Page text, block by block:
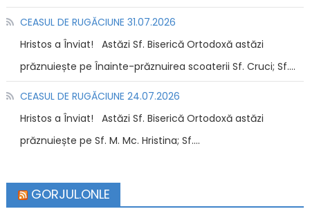
CEASUL DE RUGĂCIUNE 31.07.2026
Hristos a Înviat! Astăzi Sf. Biserică Ortodoxă astăzi
prăznuiește pe Înainte-prăznuirea scoaterii Sf. Cruci; Sf....
CEASUL DE RUGĂCIUNE 24.07.2026
Hristos a Înviat! Astăzi Sf. Biserică Ortodoxă astăzi
prăznuiește pe Sf. M. Mc. Hristina; Sf....
GORJUL.ONLE